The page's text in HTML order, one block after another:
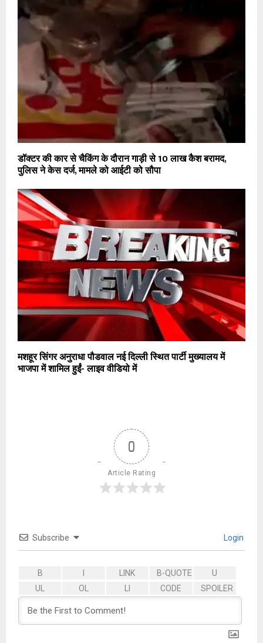
डॉक्टर की कार से चैकिंग के दौरान गाड़ी से 10 लाख कैश बरामद,
पुलिस ने केस दर्ज, मामले को आईटी को सौपा
मशहूर सिंगर अनुराधा पौडवाल नई दिल्ली स्थित पार्टी मुख्यालय में
भाजपा में शामिल हुईं- लाइव वीडियो में
0
Article Rating
Subscribe Login